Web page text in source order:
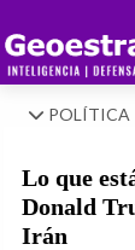
POLÍTICA
Lo que
Donald
Irán